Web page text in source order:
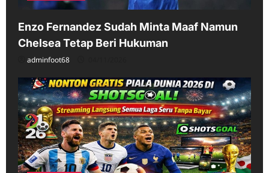
Enzo Fernandez Sudah Minta Maaf Namun
Chelsea Tetap Beri Hukuman
adminfoot68